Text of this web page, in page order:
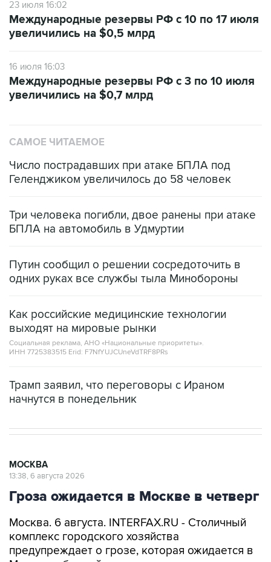
23 июля 16:02
Международные резервы РФ с 10 по 17 июля
увеличились на $0,5 млрд
16 июля 16:03
Международные резервы РФ с 3 по 10 июля
увеличились на $0,7 млрд
САМОЕ ЧИТАЕМОЕ
Число пострадавших при атаке БПЛА под
Геленджиком увеличилось до 58 человек
Три человека погибли, двое ранены при атаке
БПЛА на автомобиль в Удмуртии
Путин сообщил о решении сосредоточить в
одних руках все службы тыла Минобороны
Как российские медицинские технологии
выходят на мировые рынки
Социальная реклама, АНО «Национальные приоритеты».
ИНН 7725383515 Erid: F7NfYUJCUneVdTRF8PRs
Трамп заявил, что переговоры с Ираном
начнутся в понедельник
МОСКВА
13:38, 6 августа 2026
Гроза ожидается в Москве в четверг
Москва. 6 августа. INTERFAX.RU - Столичный
комплекс городского хозяйства
предупреждает о грозе, которая ожидается в